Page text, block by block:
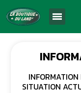
SITUATION